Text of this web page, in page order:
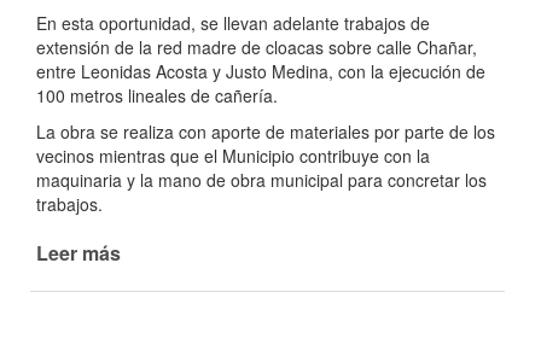
En esta oportunidad, se llevan adelante trabajos de
extensión de la red madre de cloacas sobre calle Chañar,
entre Leonidas Acosta y Justo Medina, con la ejecución de
100 metros lineales de cañería.
La obra se realiza con aporte de materiales por parte de los
vecinos mientras que el Municipio contribuye con la
maquinaria y la mano de obra municipal para concretar los
trabajos.
Leer más